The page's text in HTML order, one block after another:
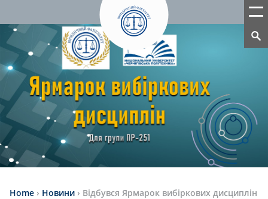
Home › Новини › Відбувся Ярмарок вибіркових дисциплін